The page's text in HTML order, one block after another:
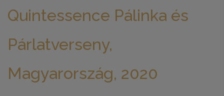
Quintessence Pálinka és
Párlatverseny,
Magyarország, 2020